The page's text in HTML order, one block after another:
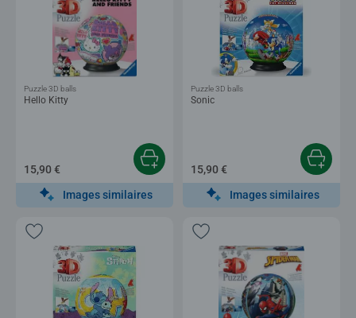
Hello Kitty
Puzzle 3D balls
15,90 €
Images similaires
Sonic
Puzzle 3D balls
15,90 €
Images similaires